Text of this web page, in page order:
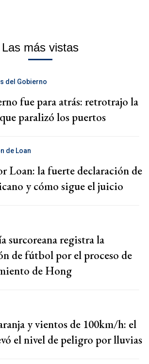
Las más vistas
del Gobierno
fue para atrás: retrotrajo la
paralizó los puertos
de Loan
Loan: la fuerte declaración de
y cómo sigue el juicio
surcoreana registra la
de fútbol por el proceso de
de Hong
y vientos de 100km/h: el
el nivel de peligro por lluvias